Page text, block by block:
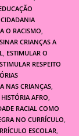
O RACISMO,
CRIANÇAS A
, ESTIMULAR O
RESPEITO
NAS CRIANÇAS,
HISTÓRIA AFRO,
RACIAL COMO
NO CURRÍCULO,
ESCOLAR,